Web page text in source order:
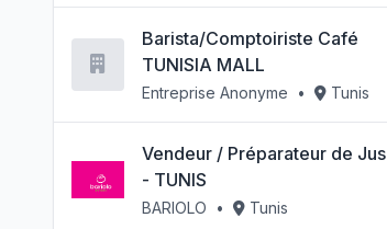
Barista/Comptoiriste Café
TUNISIA MALL
Entreprise Anonyme • Tunis
Vendeur / Préparateur de Jus
- TUNIS
BARIOLO • Tunis